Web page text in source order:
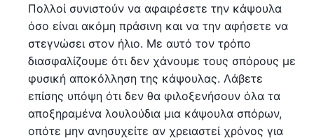
Πολλοί συνιστούν να αφαιρέσετε την κάψουλα
όσο είναι ακόμη πράσινη και να την αφήσετε να
στεγνώσει στον ήλιο. Με αυτό τον τρόπο
διασφαλίζουμε ότι δεν χάνουμε τους σπόρους με
φυσική αποκόλληση της κάψουλας. Λάβετε
επίσης υπόψη ότι δεν θα φιλοξενήσουν όλα τα
αποξηραμένα λουλούδια μια κάψουλα σπόρων,
οπότε μην ανησυχείτε αν χρειαστεί χρόνος για